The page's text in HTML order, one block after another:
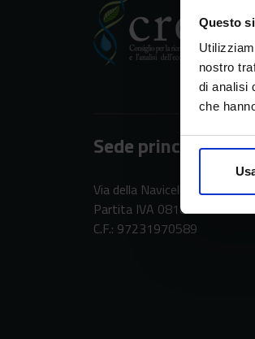
Questo
nostro
di analisi
che
Sede principale
Via della Navicella 2/4,
Partita IVA 08183101008
C.F.: 97231970589